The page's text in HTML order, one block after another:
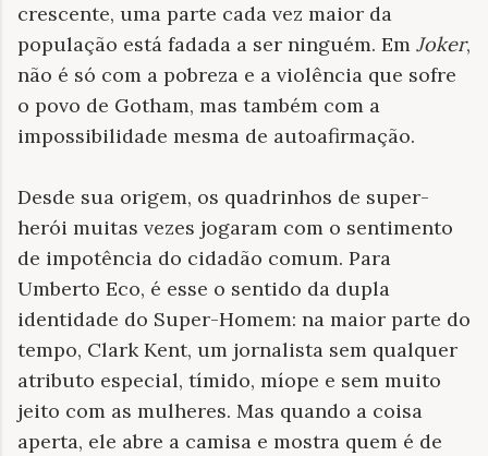
crescente, uma parte cada vez maior da
população está fadada a ser ninguém. Em Joker,
não é só com a pobreza e a violência que sofre
o povo de Gotham, mas também com a
impossibilidade mesma de autoafirmação.
Desde sua origem, os quadrinhos de super-
herói muitas vezes jogaram com o sentimento
de impotência do cidadão comum. Para
Umberto Eco, é esse o sentido da dupla
identidade do Super-Homem: na maior parte do
tempo, Clark Kent, um jornalista sem qualquer
atributo especial, tímido, míope e sem muito
jeito com as mulheres. Mas quando a coisa
aperta, ele abre a camisa e mostra quem é de